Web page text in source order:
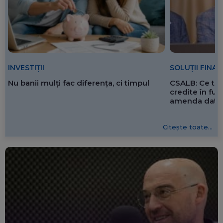
INVESTIȚII
Nu banii mulți fac diferența, ci timpul
SOLUȚII
CSALB: Ce
credite în
amenda
Citește toate...